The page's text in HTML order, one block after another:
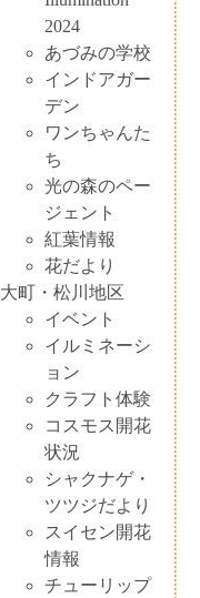
2024
あづみの学校
インドアガー
デン
ワンちゃんた
ち
光の森のペー
ジェント
紅葉情報
花だより
大町・松川地区
イベント
イルミネーシ
ョン
クラフト体験
コスモス開花
状況
シャクナゲ・
ツツジだより
スイセン開花
情報
チューリップ